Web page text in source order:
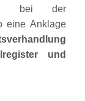
bei der
eine Anklage
und